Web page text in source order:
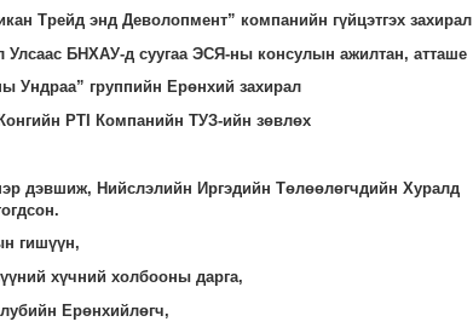
Трейд энд Деволопмент” компанийн гүйцэтгэх захирал
БНХАУ-д суугаа ЭСЯ-ны консулын ажилтан, атташе
Ундраа” группийн Ерөнхий захирал
PTI Компанийн ТУЗ-ийн зөвлөх
дэвшиж, Нийслэлийн Иргэдийн Төлөөлөгчдийн Хуралд
гишүүн,
хүчний холбооны дарга,
Ерөнхийлөгч,